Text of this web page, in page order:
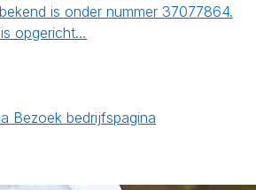
is onder nummer 37077864.
opgericht…
Bezoek bedrijfspagina